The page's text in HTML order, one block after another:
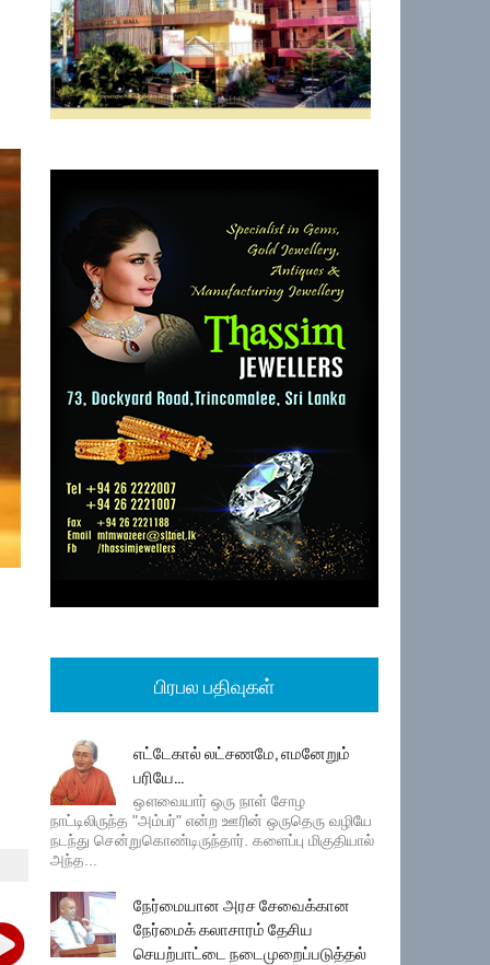
பிரபல பதிவுகள்
எட்டேகால் லட்சணமே, எமனேறும்
பரியே...
ஔவையார் ஒரு நாள் சோழ
நாட்டிலிருந்த "அம்பர்" என்ற ஊரின் ஒருதெரு வழியே
நடந்து சென்றுகொண்டிருந்தார். களைப்பு மிகுதியால்
அந்த...
நேர்மையான அரச சேவைக்கான
நேர்மைக் கலாசாரம் தேசிய
செயற்பாட்டை நடைமுறைப்படுத்தல்